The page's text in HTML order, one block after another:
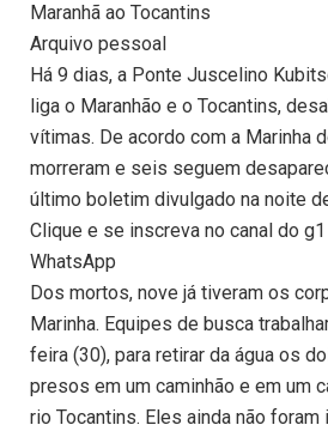
Maranhã ao Tocantins
Arquivo pessoal
Há 9 dias, a Ponte Juscelino
liga o Maranhão e o Tocantins,
vítimas. De acordo com a Marinha
morreram e seis seguem
último boletim divulgado na noite
Clique e se inscreva no canal do
WhatsApp
Dos mortos, nove já tiveram os
Marinha. Equipes de busca
feira (30), para retirar da água os
presos em um caminhão e em um
rio Tocantins. Eles ainda não